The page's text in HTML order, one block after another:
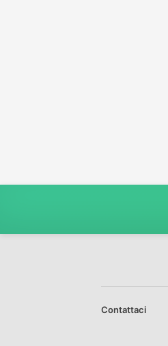
Contattaci